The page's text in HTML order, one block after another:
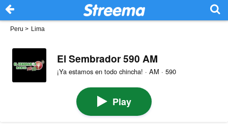
Peru > Lima
El Sembrador 590 AM
¡Ya estamos en todo chincha! · AM · 590
Play